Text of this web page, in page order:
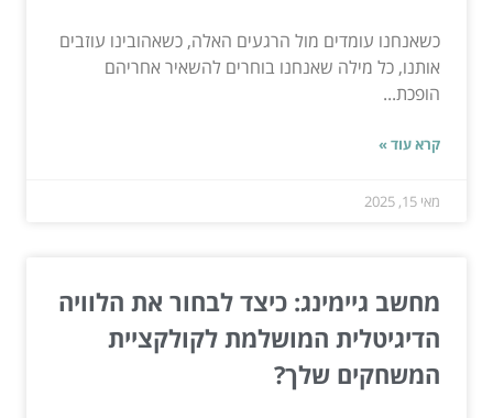
כשאנחנו עומדים מול הרגעים האלה, כשאהובינו עוזבים
אותנו, כל מילה שאנחנו בוחרים להשאיר אחריהם
הופכת...
קרא עוד »
מאי 15, 2025
מחשב גיימינג: כיצד לבחור את הלוויה
הדיגיטלית המושלמת לקולקציית
המשחקים שלך?